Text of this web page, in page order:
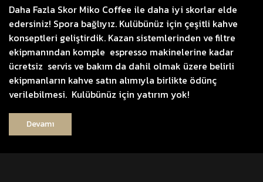
Daha Fazla Skor Miko Coffee ile daha iyi skorlar elde
edersiniz! Spora bağlıyız. Kulübünüz için çeşitli kahve
konseptleri geliştirdik. Kazan sistemlerinden ve filtre
ekipmanından komple espresso makinelerine kadar
ücretsiz servis ve bakım da dahil olmak üzere belirli
ekipmanların kahve satın alımıyla birlikte ödünç
verilebilmesi. Kulübünüz için yatırım yok!
Devamı